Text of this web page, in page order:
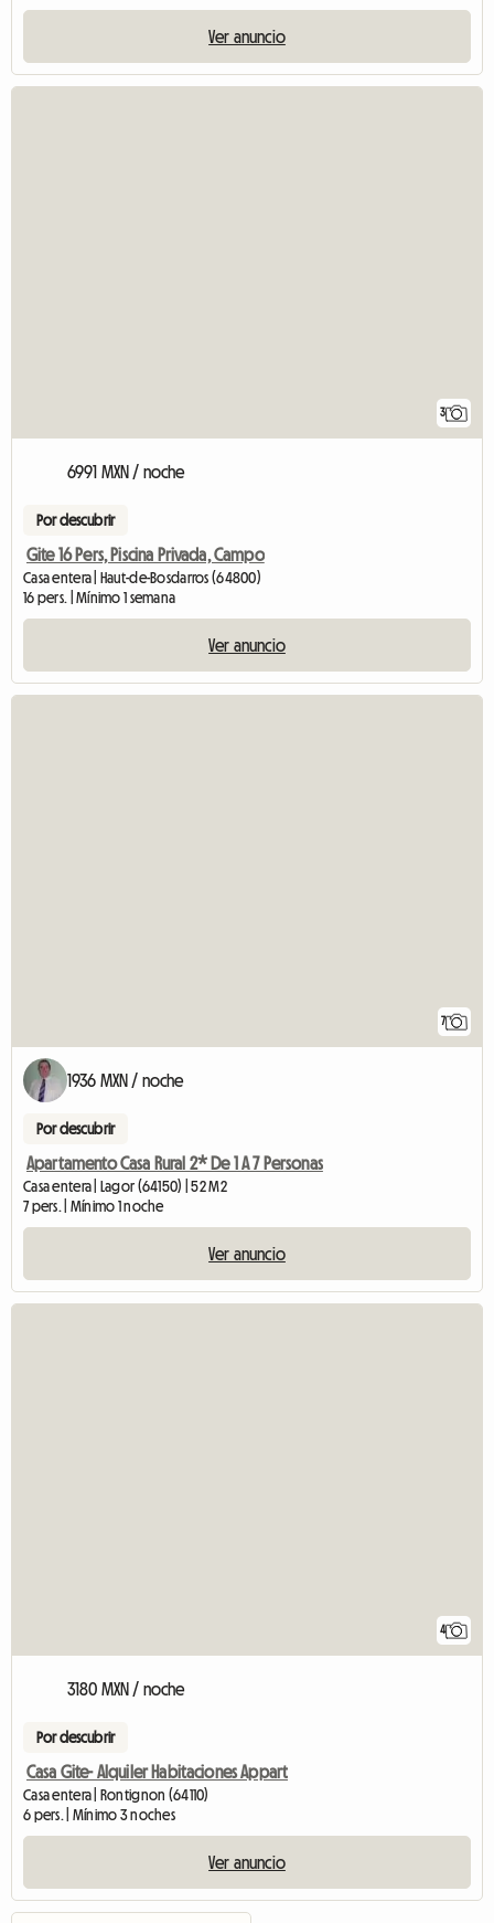
Ver anuncio
3
6991 MXN / noche
Por descubrir
Gite 16 Pers, Piscina Privada, Campo
Casa entera | Haut-de-Bosdarros (64800)
16 pers. | Mínimo 1 semana
Ver anuncio
7
1936 MXN / noche
Por descubrir
Apartamento Casa Rural 2* De 1 A 7 Personas
Casa entera | Lagor (64150) | 52 M2
7 pers. | Mínimo 1 noche
Ver anuncio
4
3180 MXN / noche
Por descubrir
Casa Gite- Alquiler Habitaciones Appart
Casa entera | Rontignon (64110)
6 pers. | Mínimo 3 noches
Ver anuncio